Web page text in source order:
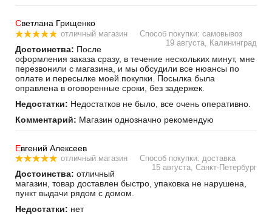
Светлана Грищенко
отличный магазин
Способ покупки: самовывоз
19 августа, Калининград
Достоинства: После
оформления заказа сразу, в течение нескольких минут, мне
перезвонили с магазина, и мы обсудили все нюансы по
оплате и пересылке моей покупки. Посылка была
оправлена в оговоренные сроки, без задержек.
Недостатки: Недостатков не было, все очень оперативно.
Комментарий: Магазин однозначно рекомендую
Евгений Алексеев
отличный магазин
Способ покупки: доставка
15 августа, Санкт-Петербург
Достоинства: отличный
магазин, товар доставлен быстро, упаковка не нарушена,
пункт выдачи рядом с домом.
Недостатки: нет